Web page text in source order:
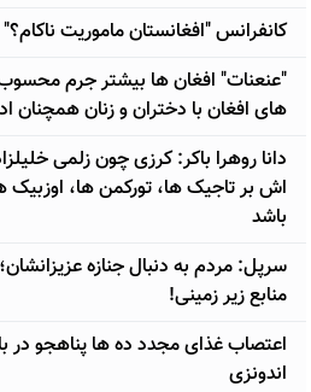
کانفرانس "افغانستان ماموریت ناکام؟"
"عنعنات" افغان ها بیشتر جرم
های افغان با دختران و زنان همچنان
دانا روهرا باکر: کرزی چون زلمی
اش بر تاجیک ها، تورکمن ها، اوزبیک
باشد
سرپل: مردم به دنبال جنازه
منابع زیر زمینی!
اعتصاب غذای مجدد ده ها پناهجو در
اندونزی